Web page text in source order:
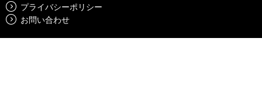
プライバシーポリシー
お問い合わせ